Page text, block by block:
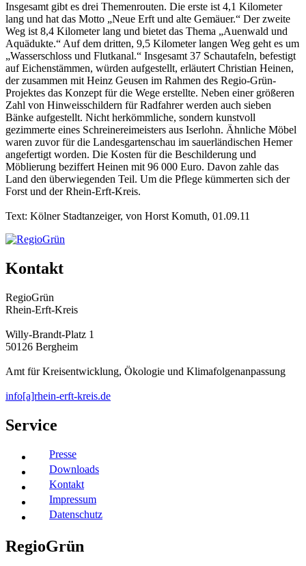
Insgesamt gibt es drei Themenrouten. Die erste ist 4,1 Kilometer
lang und hat das Motto „Neue Erft und alte Gemäuer.“ Der zweite
Weg ist 8,4 Kilometer lang und bietet das Thema „Auenwald und
Aquädukte.“ Auf dem dritten, 9,5 Kilometer langen Weg geht es um
„Wasserschloss und Flutkanal.“ Insgesamt 37 Schautafeln, befestigt
auf Eichenstämmen, würden aufgestellt, erläutert Christian Heinen,
der zusammen mit Heinz Geusen im Rahmen des Regio-Grün-
Projektes das Konzept für die Wege erstellte. Neben einer größeren
Zahl von Hinweisschildern für Radfahrer werden auch sieben
Bänke aufgestellt. Nicht herkömmliche, sondern kunstvoll
gezimmerte eines Schreinereimeisters aus Iserlohn. Ähnliche Möbel
waren zuvor für die Landesgartenschau im sauerländischen Hemer
angefertigt worden. Die Kosten für die Beschilderung und
Möblierung beziffert Heinen mit 96 000 Euro. Davon zahle das
Land den überwiegenden Teil. Um die Pflege kümmerten sich der
Forst und der Rhein-Erft-Kreis.
Text: Kölner Stadtanzeiger, von Horst Komuth, 01.09.11
Kontakt
RegioGrün
Rhein-Erft-Kreis
Willy-Brandt-Platz 1
50126 Bergheim
Amt für Kreisentwicklung, Ökologie und Klimafolgenanpassung
info[a]rhein-erft-kreis.de
Service
Presse
Downloads
Kontakt
Impressum
Datenschutz
RegioGrün